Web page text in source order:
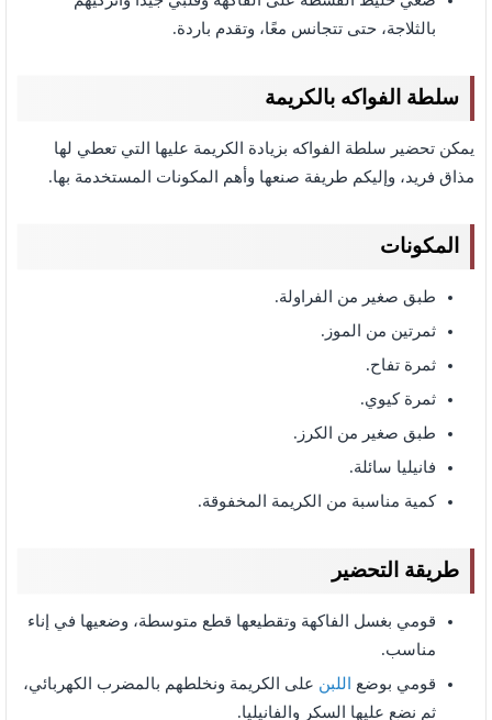
بالثلاجة، حتى تتجانس معًا، وتقدم باردة.
سلطة الفواكه بالكريمة
يمكن تحضير سلطة الفواكه بزيادة الكريمة عليها التي تعطي لها
مذاق فريد، وإليكم طريفة صنعها وأهم المكونات المستخدمة بها.
المكونات
طبق صغير من الفراولة.
ثمرتين من الموز.
ثمرة تفاح.
ثمرة كيوي.
طبق صغير من الكرز.
فانيليا سائلة.
كمية مناسبة من الكريمة المخفوقة.
طريقة التحضير
قومي بغسل الفاكهة وتقطيعها قطع متوسطة، وضعيها في إناء
مناسب.
قومي بوضع
اللبن على الكريمة ونخلطهم بالمضرب الكهربائي،
ثم نضع عليها السكر والفانيليا.